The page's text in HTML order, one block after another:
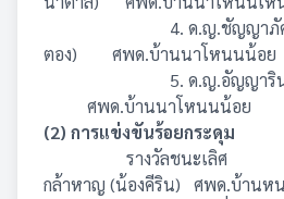
4. ด.ญ.ชัญญาภั
ตอง)
ศพด.บ้านนาโหนนน้อย
5. ด.ญ.อัญญาริน
ศพด.บ้านนาโหนนน้อย
(2) การแข่งขันร้อยกระดุม
รางวัลชนะเลิศ
กล้าหาญ (น้องคีริน)
ศพด.บ้านห